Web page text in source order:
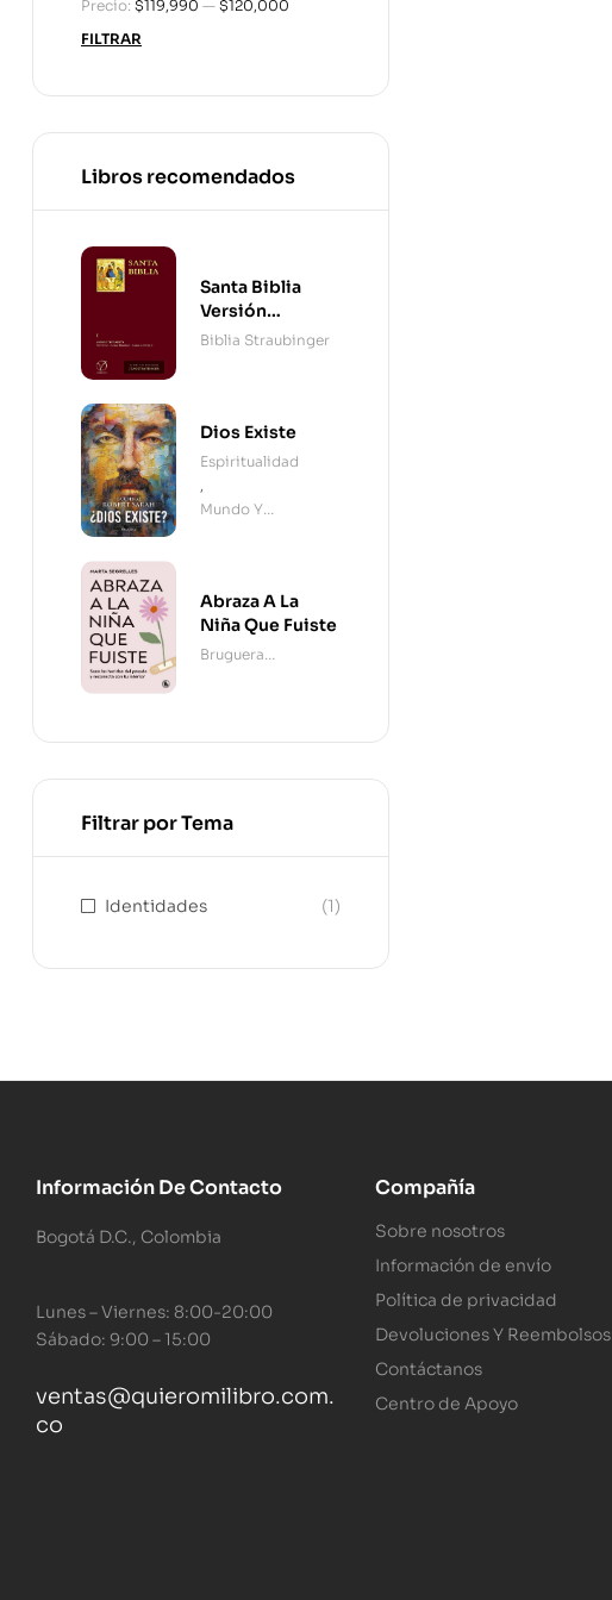
FILTRAR
Precio: $119,990 — $120,000
Libros recomendados
Santa Biblia
Versión
Straubinger - 2
Biblia Straubinger
Dios Existe
Espiritualidad
,
Mundo Y
Abraza A La
Niña Que Fuiste
Bruguera
Filtrar por Tema
Identidades (1)
Información De Contacto
Bogotá D.C., Colombia
Lunes – Viernes: 8:00-20:00
Sábado: 9:00 – 15:00
ventas@quieromilibro.com.
co
Compañía
Sobre nosotros
Información de envío
Política de privacidad
Devoluciones Y Reembolsos
Contáctanos
Centro de Apoyo